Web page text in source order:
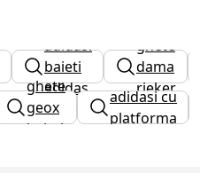
adidasi
baieti
adidas
ghete
dama
rieker
ghete
geox
baieti
adidasi cu
platforma